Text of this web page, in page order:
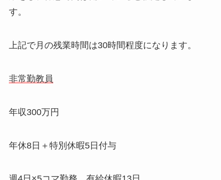
す。
上記で月の残業時間は30時間程度になります。
非常勤教員
年収300万円
年休8日＋特別休暇5日付与